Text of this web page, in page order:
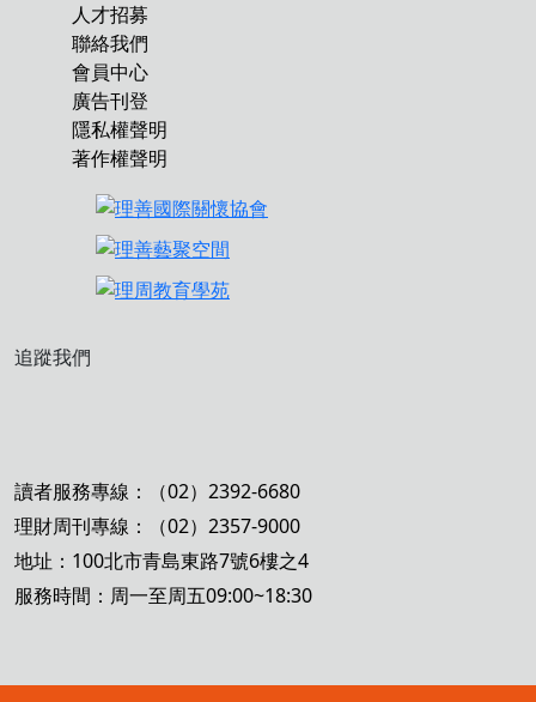
人才招募
聯絡我們
會員中心
廣告刊登
隱私權聲明
著作權聲明
追蹤我們
讀者服務專線：（02）2392-6680
理財周刊專線：（02）2357-9000
地址：100北市青島東路7號6樓之4
服務時間：周一至周五09:00~18:30